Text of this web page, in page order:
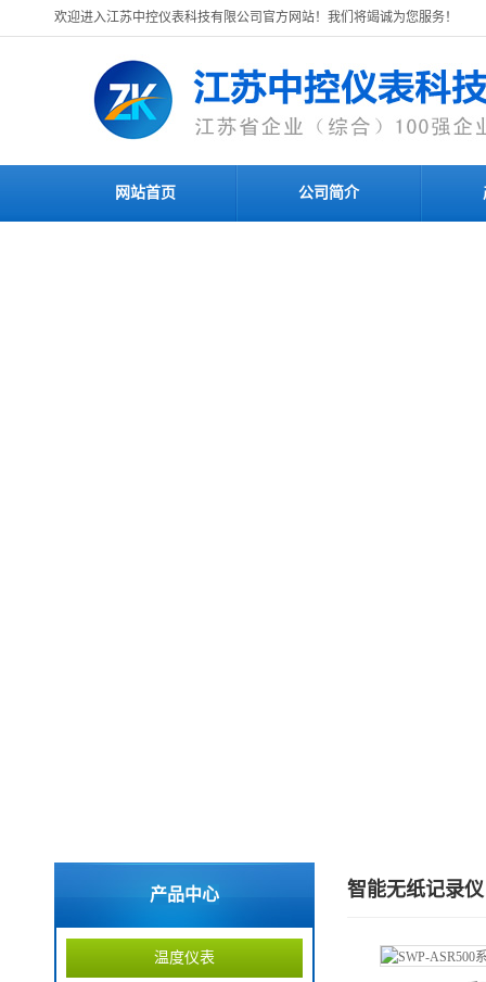
欢迎进入江苏中控仪表科技有限公司官方网站！我们将竭诚为您服务！
网站首页 公司简介
产品中心
温度仪表
智能无纸记录仪